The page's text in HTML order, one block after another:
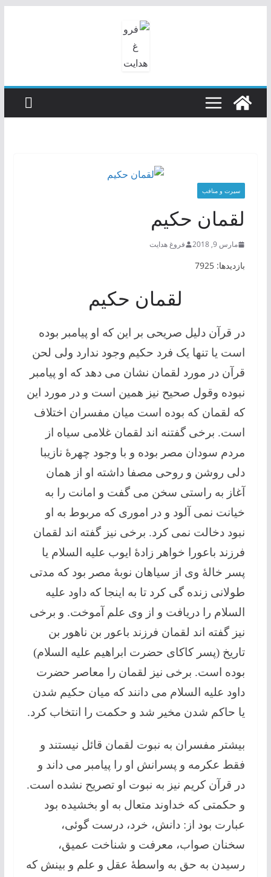
سیرت و منافب
لقمان حکیم
مارس 9, 2018 فروغ هدایت
بازدیدها: 7925
لقمان حکیم
در قرآن دلیل صریحی بر این که او پیامبر بوده
است یا تنها یک فرد حکیم وجود ندارد ولی لحن
قرآن در مورد لقمان نشان می دهد که او پیامبر
نبوده وقول صحیح نیز همین است و در مورد این
که لقمان که بوده است میان مفسران اختلاف
است. برخی گفتنه اند لقمان غلامی سیاه از
مردم سودان مصر بوده و با وجود چهرۀ نازیبا
دلی روشن و روحی مصفا داشته او از همان
آغاز به راستی سخن می گفت و امانت را به
خیانت نمی آلود و در اموری که مربوط به او
نبود دخالت نمی کرد. برخی نیز گفته اند لقمان
فرزند باعورا خواهر زادۀ ایوب علیه السلام یا
پسر خالۀ وی از سیاهان نوبۀ مصر بود که مدتی
طولانی زنده گی کرد تا به اینجا که داود علیه
السلام را دریافت و از وی علم آموخت. و برخی
نیز گفته اند لقمان فرزند باعور بن ناهور بن
تاریخ (پسر کاکای حضرت ابراهیم علیه السلام)
بوده است. برخی نیز لقمان را معاصر حضرت
داود علیه السلام می دانند که میان حکیم شدن
یا حاکم شدن مخیر شد و حکمت را انتخاب کرد.
بیشتر مفسران به نبوت لقمان قائل نیستند و
فقط عکرمه و پسرانش او را پیامبر می داند و
در قرآن کریم نیز به نبوت او تصریح نشده است.
و حکمتی که خداوند متعال به او بخشیده بود
عبارت بود از: دانش، خرد، درست گوئی،
سخنان صواب، معرفت و شناخت عمیق،
رسیدن به حق به واسطۀ عقل و علم و بینش که